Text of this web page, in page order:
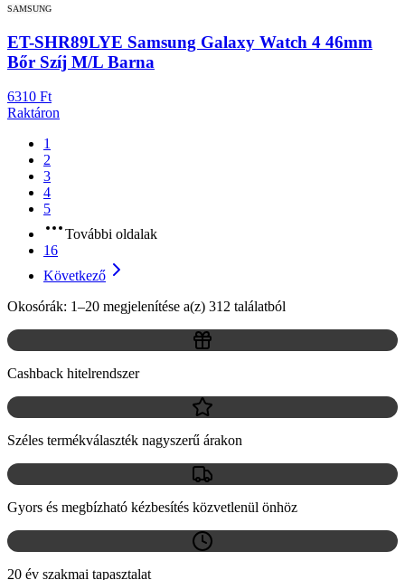
SAMSUNG
ET-SHR89LYE Samsung Galaxy Watch 4 46mm
Bőr Szíj M/L Barna
6310 Ft
Raktáron
1
2
3
4
5
További oldalak
16
Következő
Okosórák: 1–20 megjelenítése a(z) 312 találatból
Cashback hitelrendszer
Széles termékválaszték nagyszerű árakon
Gyors és megbízható kézbesítés közvetlenül önhöz
20 év szakmai tapasztalat